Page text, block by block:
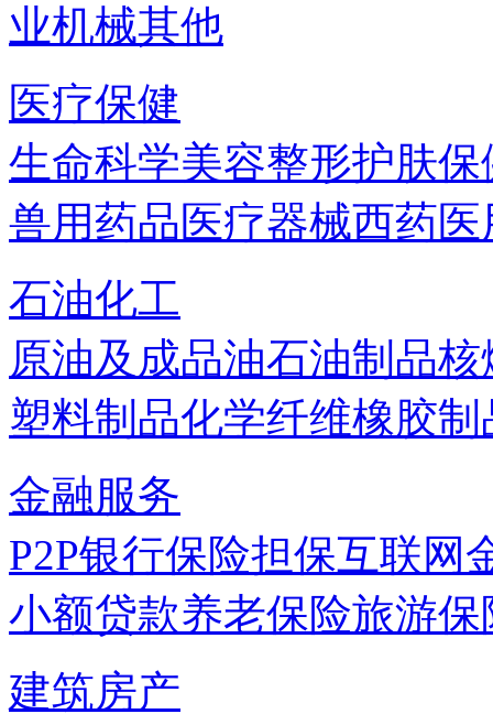
业机械其他
医疗保健
生命科学美容整形护肤保
兽用药品医疗器械西药
石油化工
原油及成品油石油制品核
塑料制品化学纤维橡胶制
金融服务
P2P银行保险担保互联网
小额贷款养老保险旅游保
建筑房产